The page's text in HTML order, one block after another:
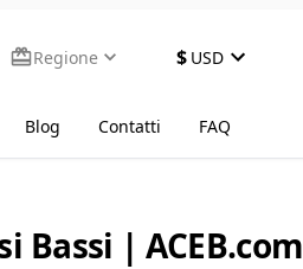
Regione $ USD
Blog Contatti FAQ
Bassi | ACEB.com